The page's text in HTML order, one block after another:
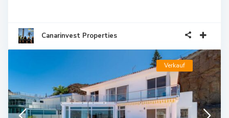
Canarinvest Properties
Verkauf